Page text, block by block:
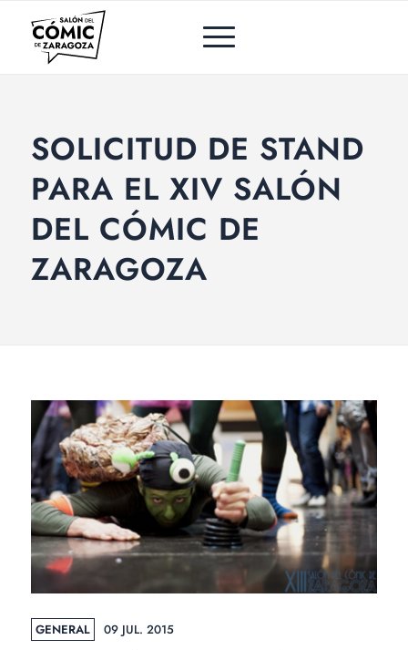
SOLICITUD DE STAND
PARA EL XIV SALÓN
DEL CÓMIC DE
ZARAGOZA
GENERAL 09 JUL. 2015